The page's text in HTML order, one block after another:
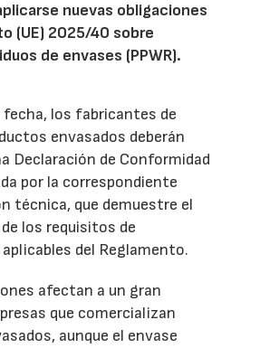
nuevas obligaciones
(UE) 2025/40 sobre
de envases (PPWR).
fecha, los fabricantes de
envasados deberán
Declaración de Conformidad
por la correspondiente
técnica, que demuestre el
los requisitos de
del Reglamento.
afectan a un gran
que comercializan
aunque el envase